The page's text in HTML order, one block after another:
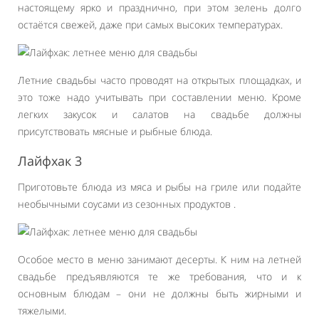
настоящему ярко и празднично, при этом зелень долго
остаётся свежей, даже при самых высоких температурах.
Летние свадьбы часто проводят на открытых площадках, и
это тоже надо учитывать при составлении меню. Кроме
легких закусок и салатов на свадьбе должны
присутствовать мясные и рыбные блюда.
Лайфхак 3
Приготовьте блюда из мяса и рыбы на гриле или подайте
необычными соусами из сезонных продуктов .
Особое место в меню занимают десерты. К ним на летней
свадьбе предъявляются те же требования, что и к
основным блюдам – они не должны быть жирными и
тяжелыми.